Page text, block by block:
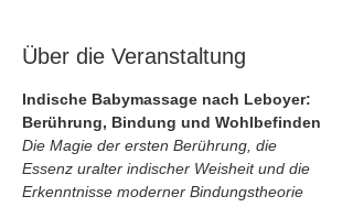
Über die Veranstaltung
Indische Babymassage nach Leboyer:
Berührung, Bindung und Wohlbefinden
Die Magie der ersten Berührung, die
Essenz uralter indischer Weisheit und die
Erkenntnisse moderner Bindungstheorie